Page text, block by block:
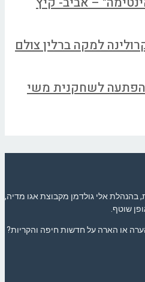
2026 של קרולינה למקה ברלין צולם
לשחקנית משי
בהנהלת אלי גולדמן מקבוצת אגו מדיה,
שוטף.
או הארה על חדשות חיפה והקריות?